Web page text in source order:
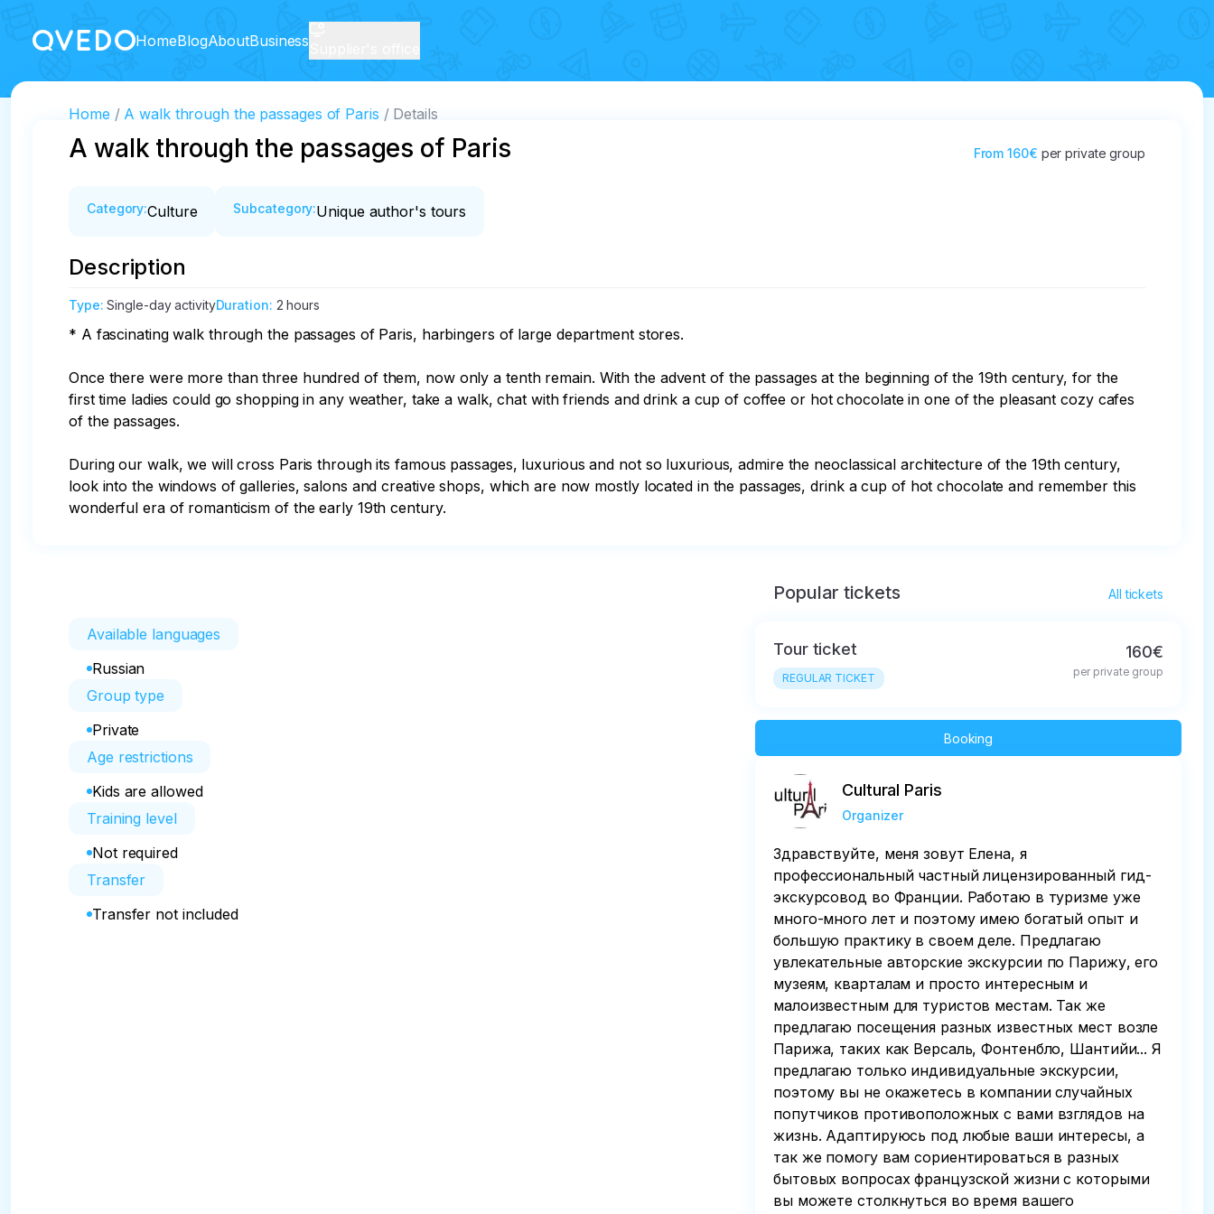
HomeBlogAboutBusiness
Home A walk through the passages of Paris Details
A walk through the passages of Paris From 160€ per private group
Category:Culture Subcategory:Unique author's tours
Description
Type:Single-day activityDuration: 2 hours
* A fascinating walk through the passages of Paris, harbingers of large department stores.
Once there were more than three hundred of them, now only a tenth remain. With the advent of the passages at the beginning of the 19th century, for the
first time ladies could go shopping in any weather, take a walk, chat with friends and drink a cup of coffee or hot chocolate in one of the pleasant cozy cafes
of the passages.
During our walk, we will cross Paris through its famous passages, luxurious and not so luxurious, admire the neoclassical architecture of the 19th century,
look into the windows of galleries, salons and creative shops, which are now mostly located in the passages, drink a cup of hot chocolate and remember this
wonderful era of romanticism of the early 19th century.
Available languages
Russian
Group type
Private
Age restrictions
Kids are allowed
Training level
Not required
Transfer
Transfer not included
Popular tickets All tickets
Tour ticket
REGULAR TICKET
160€
per private group
Booking
Cultural Paris
Organizer
Здравствуйте, меня зовут Елена, я
профессиональный частный лицензированный гид-
экскурсовод во Франции. Работаю в туризме уже
много-много лет и поэтому имею богатый опыт и
большую практику в своем деле. Предлагаю
увлекательные авторские экскурсии по Парижу, его
музеям, кварталам и просто интересным и
малоизвестным для туристов местам. Так же
предлагаю посещения разных известных мест возле
Парижа, таких как Версаль, Фонтенбло, Шантийи... Я
предлагаю только индивидуальные экскурсии,
поэтому вы не окажетесь в компании случайных
попутчиков противоположных с вами взглядов на
жизнь. Адаптируюсь под любые ваши интересы, а
так же помогу вам сориентироваться в разных
бытовых вопросах французской жизни с которыми
вы можете столкнуться во время вашего